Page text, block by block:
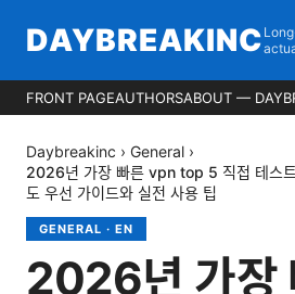
DAYBREAKINC
FRONT PAGEAUTHORSABOUT —
Daybreakinc › General ›
2026년 가장 빠른 vpn top 5 직접 테스
도 우선 가이드와 실전 사용 팁
GENERAL · EN
2026년 가장